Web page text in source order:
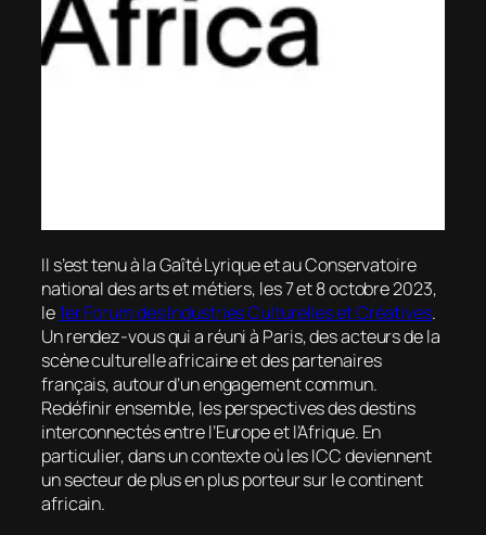
Il s’est tenu à la Gaîté Lyrique et au Conservatoire
national des arts et métiers, les 7 et 8 octobre 2023,
le1er Forum des Industries Culturelles et Créatives.
Un rendez-vous qui a réuni à Paris, des acteurs de la
scène culturelle africaine et des partenaires
français, autour d’un engagement commun.
Redéfinir ensemble, les perspectives des destins
interconnectés entre l’Europe et l’Afrique. En
particulier, dans un contexte où les ICC deviennent
un secteur de plus en plus porteur sur le continent
africain.